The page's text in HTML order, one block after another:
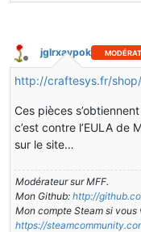
Hors-ligne
jglrxavpok
http://craftesys.fr/
Ces pièces
c’est contre l’EULA
sur le site…
Modérateur sur MFF.
Mon Github: http://
Mon compte Steam si vous
https://